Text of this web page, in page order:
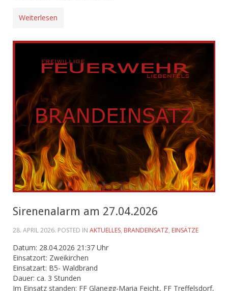
Weiterlesen
Sirenenalarm am 27.04.2026
28. APRIL 2026. POSTED IN AKTUELLES, BRANDEINSATZ, EINSÄTZE
Datum: 28.04.2026 21:37 Uhr
Einsatzort: Zweikirchen
Einsatzart: B5- Waldbrand
Dauer: ca. 3 Stunden
Im Einsatz standen: FF Glanegg-Maria Feicht, FF Treffelsdorf,